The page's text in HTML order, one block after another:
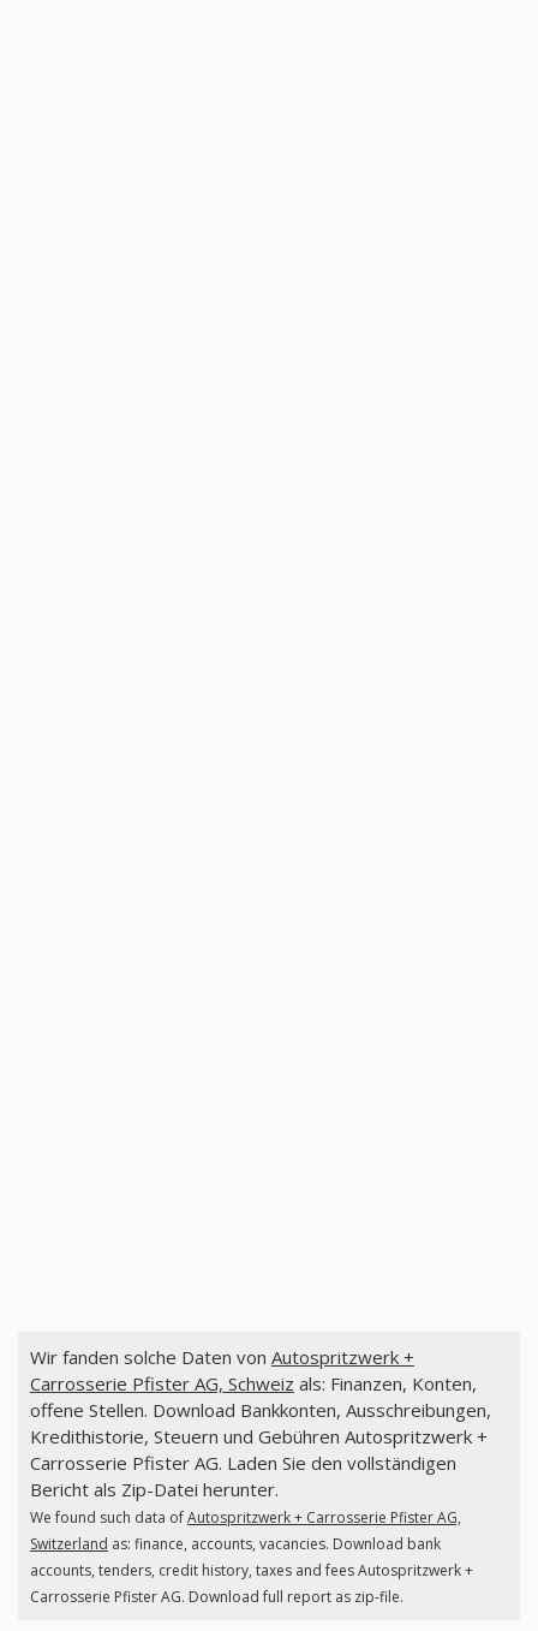
Wir fanden solche Daten von Autospritzwerk +
Carrosserie Pfister AG, Schweiz als: Finanzen, Konten,
offene Stellen. Download Bankkonten, Ausschreibungen,
Kredithistorie, Steuern und Gebühren Autospritzwerk +
Carrosserie Pfister AG. Laden Sie den vollständigen
Bericht als Zip-Datei herunter.
We found such data ofAutospritzwerk + Carrosserie Pfister AG,
Switzerland as: finance, accounts, vacancies. Download bank
accounts, tenders, credit history, taxes and fees Autospritzwerk +
Carrosserie Pfister AG. Download full report as zip-file.